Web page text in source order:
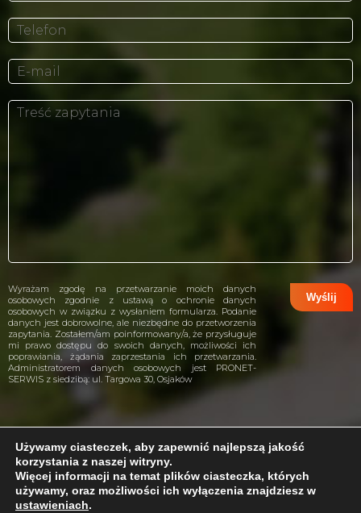
Problem z internetem?
Wyrażam zgodę na przetwarzanie moich danych
osobowych zgodnie z ustawą o ochronie danych
osobowych w związku z wysłaniem formularza. Podanie
danych jest dobrowolne, ale niezbędne do przetworzenia
zapytania. Zostałem/am poinformowany/a, że przysługuje
mi prawo dostępu do swoich danych, możliwości ich
poprawiania, żądania zaprzestania ich przetwarzania.
Administratorem danych osobowych jest PRONET-
SERWIS z siedzibą: ul. Targowa 30, Osjaków
projekt i wykonanie:CreativeHeads.pl
Używamy ciasteczek, aby zapewnić najlepszą jakość
korzystania z naszej witryny.
Więcej informacji na temat plików ciasteczka, których
używamy, oraz możliwości ich wyłączenia znajdziesz w
ustawieniach.